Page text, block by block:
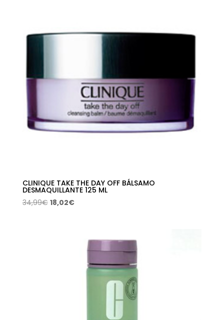
CLINIQUE TAKE THE DAY OFF BÁLSAMO
DESMAQUILLANTE 125 ML
34,99€ El
18,02€El
18,02€.